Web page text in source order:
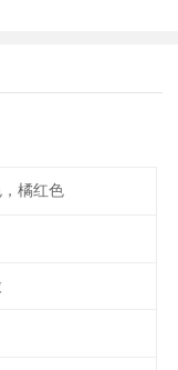
橘红色